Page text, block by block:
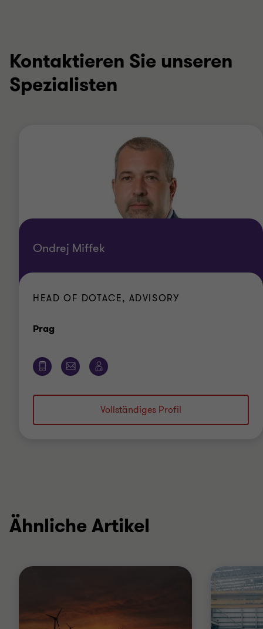
Kontaktieren Sie unseren
Spezialisten
Ondrej Miffek
HEAD OF DOTACE, ADVISORY
Prag
Vollständiges Profil
Ähnliche Artikel